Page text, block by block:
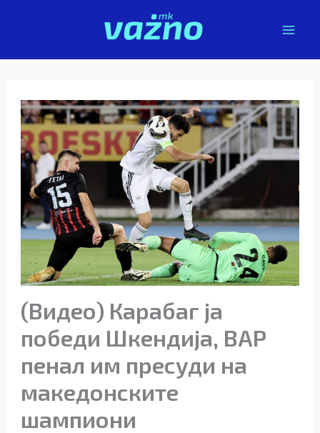
(Видео) Карабаг ја
победи Шкендија, ВАР
пенал им пресуди на
македонските
шампиони